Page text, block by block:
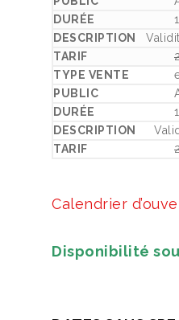
Calendrier
Disponibilité